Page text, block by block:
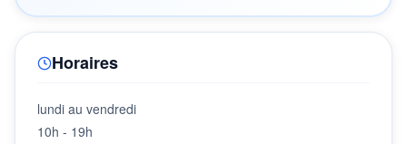
Horaires
lundi au vendredi
10h - 19h